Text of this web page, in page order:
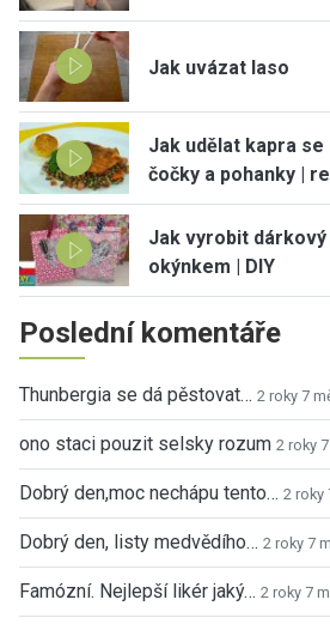
Jak uvázat laso
Jak udělat kapra
čočky a pohanky |
Jak vyrobit
okýnkem | DIY
Poslední komentáře
Thunbergia se dá pěstovat… 2 roky 7
ono staci pouzit selsky rozum 2 roky
Dobrý den,moc nechápu tento… 2 roky
Dobrý den, listy medvědího… 2 roky 7
Famózní. Nejlepší likér jaký… 2 roky 7